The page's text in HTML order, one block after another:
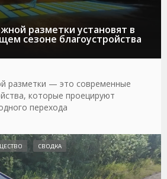
разметки установят в
сезоне благоустройства
разметки — это современные
которые проецируют
перехода
СВОДКА